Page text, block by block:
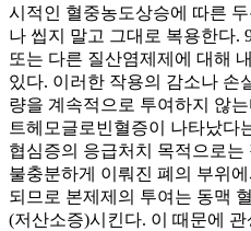
시적인 혈중농도상승에 따른
나 씹지 말고 그대로 복용한다.
또는 다른 질산염제제에 대해
있다. 이러한 작용의 감소나 손
량을 계속적으로 투여하지 않
트헤모글로빈혈증이 나타났다
협심증의 응급처치 목적으로는
불충분하게 이뤄진 폐의 부위
되므로 본제제의 투여는 동맥
(저산소증)시킨다. 이 때문에